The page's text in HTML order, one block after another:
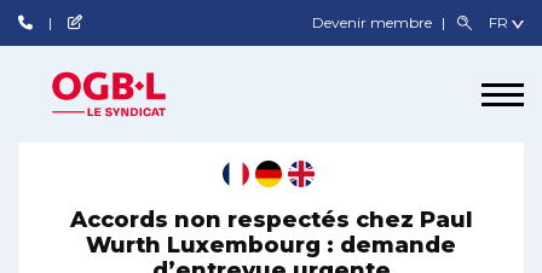
Devenir membre
Accords non respectés chez Paul
Wurth Luxembourg : demande